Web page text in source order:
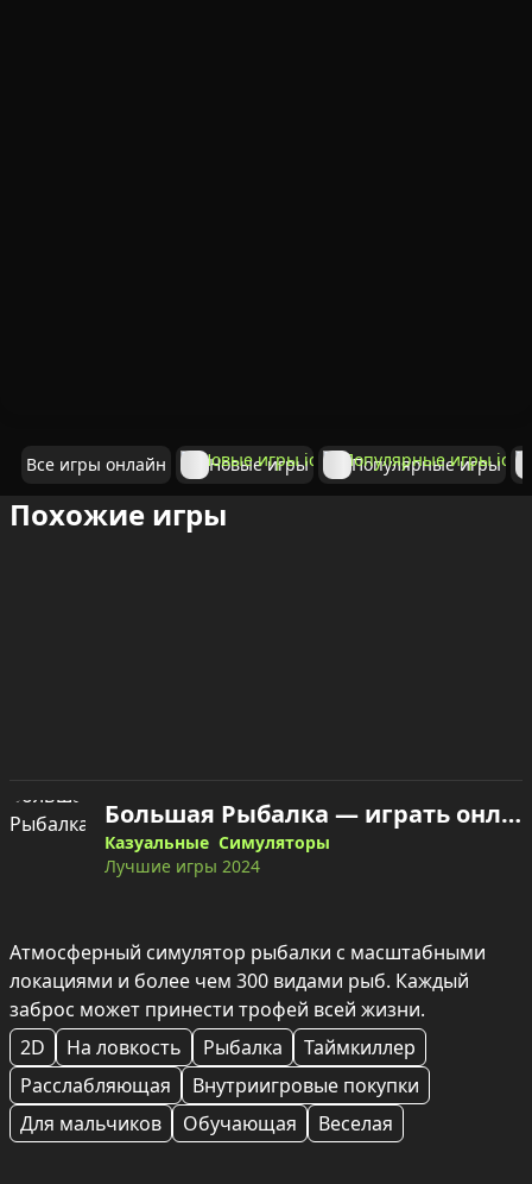
Все игры онлайн Новые игры Популярные игры
Похожие игры
Большая Рыбалка — играть онлайн
Казуальные Симуляторы
Лучшие игры 2024
Атмосферный симулятор рыбалки с масштабными
локациями и более чем 300 видами рыб. Каждый
заброс может принести трофей всей жизни.
2D
На ловкость Рыбалка
Таймкиллер
Расслабляющая
Внутриигровые покупки
Для мальчиков
Обучающая Веселая